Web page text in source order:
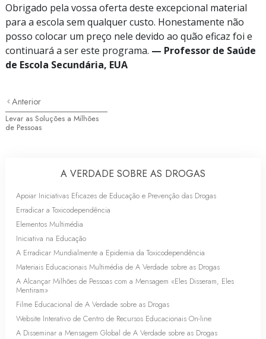
Obrigado pela vossa oferta deste excepcional material
para a escola sem qualquer custo. Honestamente não
posso colocar um preço nele devido ao quão eficaz foi e
continuará a ser este programa. — Professor de Saúde
de Escola Secundária, EUA
Anterior
Levar as Soluções a Milhões
de Pessoas
A VERDADE SOBRE AS DROGAS
Apoiar Iniciativas Eficazes de Educação e Prevenção das Drogas
Erradicar a Toxicodependência
Elementos Multimédia
Iniciativa na Educação
A Erradicar Mundialmente a Epidemia da Toxicodependência
Materiais Educacionais Multimédia de A Verdade sobre as Drogas
A Alcançar Milhões de Pessoas com a Mensagem «Eles Disseram, Eles
Mentiram»
Filme Educacional de A Verdade sobre as Drogas
Website Interativo de Centro de Recursos Educacionais On-line
A Disseminar a Mensagem Global de A Verdade sobre as Drogas